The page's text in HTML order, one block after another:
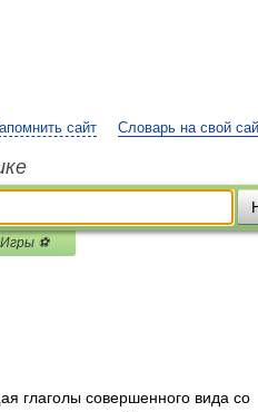
сайт Словарь на свой
Игры ⚽
глаголы совершенного вида со